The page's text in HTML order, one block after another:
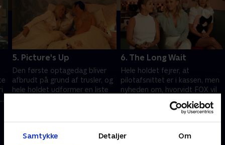
Samtykke Detaljer Om
5. Picture's Up
Den første optagedag bliver
afbrudt på grund af trusler, og
hele holdet udformer en liste
6. The Long Wait
Hele holdet fejrer, at
pilotafsnittet er i kassen, men
nyheden om, hvorvidt FOX vil
13. september 2019 • 41 min
Andre så også